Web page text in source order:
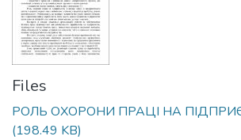
Files
РОЛЬ ОХОРОНИ ПРАЦІ НА
(198.49 KB)